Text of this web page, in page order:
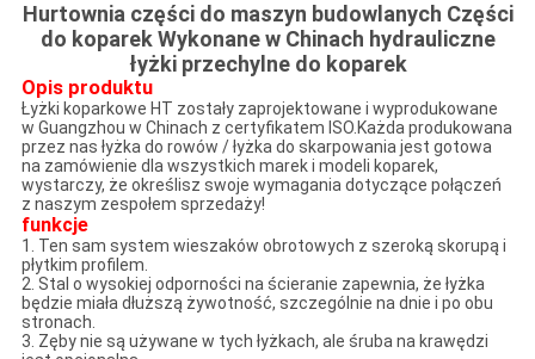
Hurtownia części do maszyn budowlanych Części
do koparek Wykonane w Chinach hydrauliczne
łyżki przechylne do koparek
Opis produktu
Łyżki koparkowe HT zostały zaprojektowane i wyprodukowane
w Guangzhou w Chinach z certyfikatem ISO.Każda produkowana
przez nas łyżka do rowów / łyżka do skarpowania jest gotowa
na zamówienie dla wszystkich marek i modeli koparek,
wystarczy, że określisz swoje wymagania dotyczące połączeń
z naszym zespołem sprzedaży!
funkcje
1. Ten sam system wieszaków obrotowych z szeroką skorupą i
płytkim profilem.
2. Stal o wysokiej odporności na ścieranie zapewnia, że ​​łyżka
będzie miała dłuższą żywotność, szczególnie na dnie i po obu
stronach.
3. Zęby nie są używane w tych łyżkach, ale śruba na krawędzi